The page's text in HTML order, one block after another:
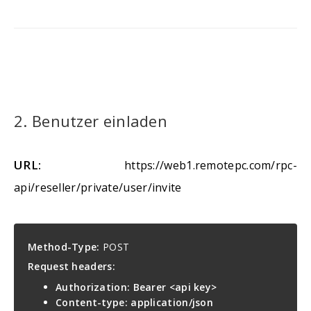
2. Benutzer einladen
URL: https://web1.remotepc.com/rpc-
api/reseller/private/user/invite
Method-Type: POST
Request headers:
Authorization: Bearer <api key>
Content-type: application/json